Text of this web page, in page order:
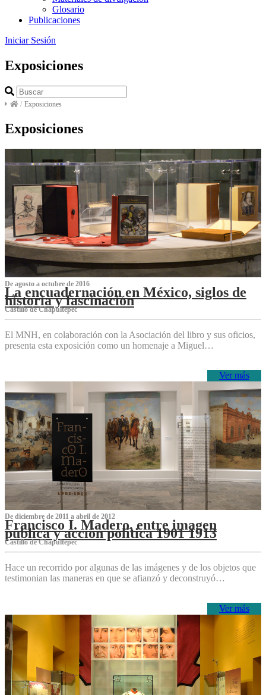
Glosario
Publicaciones
Iniciar Sesión
Exposiciones
/ Exposiciones
Exposiciones
De agosto a octubre de 2016
La encuadernación en México, siglos de
historia y fascinación
Castillo de Chapultepec
El MNH, en colaboración con la Asociación del libro y sus oficios,
presenta esta exposición como un homenaje a Miguel…
Ver más
De diciembre de 2011 a abril de 2012
Francisco I. Madero, entre imagen
pública y acción política 1901 1913
Castillo de Chapultepec
Hace un recorrido por algunas de las imágenes y de los objetos que
testimonian las maneras en que se afianzó y deconstruyó…
Ver más